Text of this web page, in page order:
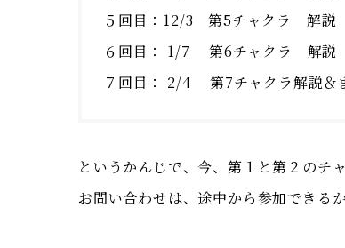
５回目：12/3 第5チャクラ 解説
６回目： 1/7 第6チャクラ 解説
７回目： 2/4 第7チャクラ解説＆
というかんじで、今、第１と第２のチ
お問い合わせは、途中から参加できる